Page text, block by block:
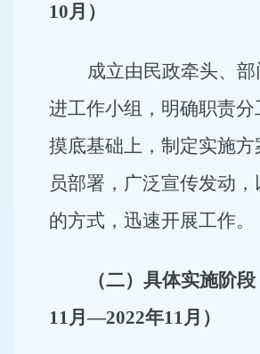
10月）
成立由民政牵头、
进工作小组，明确职责分
摸底基础上，制定实施方
员部署，广泛宣传发动
的方式，迅速开展工作。
（二）具体实施阶
11月—2022年11月）